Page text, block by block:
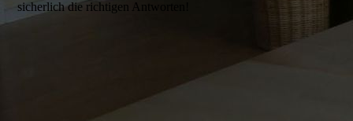
sicherlich die richtigen Antworten!